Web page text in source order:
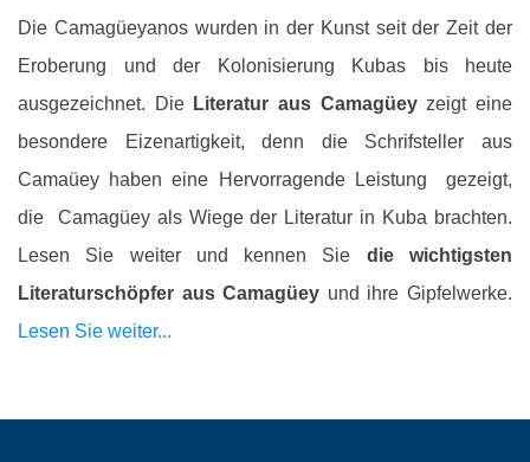
Die Camagüeyanos wurden in der Kunst seit der Zeit der
Eroberung und der Kolonisierung Kubas bis heute
ausgezeichnet. Die Literatur aus Camagüeyzeigt eine
besondere Eizenartigkeit, denn die Schrifsteller aus
Camaüey haben eine Hervorragende Leistung gezeigt,
die Camagüey als Wiege der Literatur in Kuba brachten.
Lesen Sie weiter und kennen Sie die wichtigsten
Literaturschöpfer aus Camagüey und ihre Gipfelwerke.
Lesen Sie weiter...